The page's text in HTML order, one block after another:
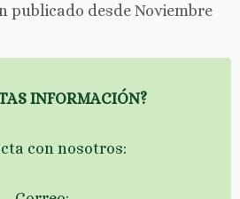
publicado desde Noviembre
INFORMACIÓN?
con nosotros: